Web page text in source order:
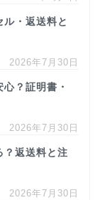
・返送料と
2026年7月30日
？証明書・
2026年7月30日
？返送料と注
2026年7月30日